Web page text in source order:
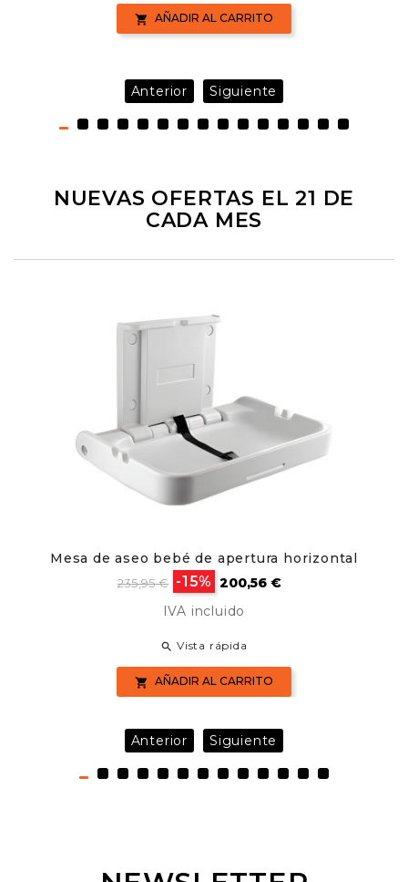
 AÑADIR AL CARRITO
Anterior Siguiente
NUEVAS OFERTAS EL 21 DE
CADA MES
Mesa de aseo bebé de apertura horizontal
Precio
235,95 € -15% Precio
200,56 €
IVA incluido
 Vista rápida
 AÑADIR AL CARRITO
Anterior Siguiente